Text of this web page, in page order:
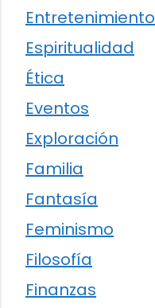
Entretenimiento
Espiritualidad
Ética
Eventos
Exploración
Familia
Fantasía
Feminismo
Filosofía
Finanzas